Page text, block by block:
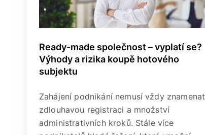
Ready-made společnost – vyplatí se?
Výhody a rizika koupě hotového
subjektu
Zahájení podnikání nemusí vždy znamenat
zdlouhavou registraci a množství
administrativních kroků. Stále více